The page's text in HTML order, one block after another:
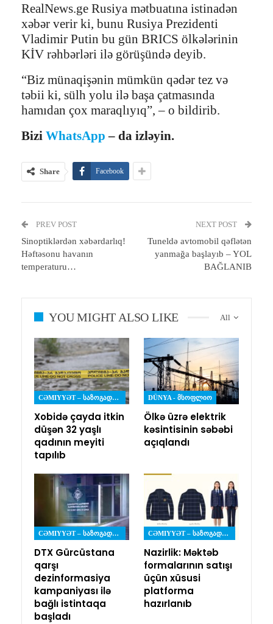
RealNews.ge Rusiya mətbuatına istinadən
xəbər verir ki, bunu Rusiya Prezidenti
Vladimir Putin bu gün BRICS ölkələrinin
KİV rəhbərləri ilə görüşündə deyib.
“Biz münaqişənin mümkün qədər tez və
təbii ki, sülh yolu ilə başa çatmasında
hamıdan çox maraqlıyıq”, – o bildirib.
Bizi WhatsApp – da izləyin.
Share Facebook
PREV POST
Sinoptiklərdən xəbərdarlıq!
Həftəsonu havanın
temperaturu…
NEXT POST
Tuneldə avtomobil qəflətən
yanmağa başlayıb – YOL
BAĞLANIB
All
YOU MIGHT ALSO LIKE
CƏMIYYƏT – ᲡᲐᲖᲝᲒᲐᲓᲝᲔᲑᲐ
Xobidə çayda itkin
düşən 32 yaşlı
qadının meyiti
tapılıb
DÜNYA - ᲛᲡᲝᲤᲚᲘᲝ
Ölkə üzrə elektrik
kəsintisinin səbəbi
açıqlandı
CƏMIYYƏT – ᲡᲐᲖᲝᲒᲐᲓᲝᲔᲑᲐ
DTX Gürcüstana
qarşı
dezinformasiya
kampaniyası ilə
bağlı istintaqa
başladı
CƏMIYYƏT – ᲡᲐᲖᲝᲒᲐᲓᲝᲔᲑᲐ
Nazirlik: Məktəb
formalarının satışı
üçün xüsusi
platforma
hazırlanıb